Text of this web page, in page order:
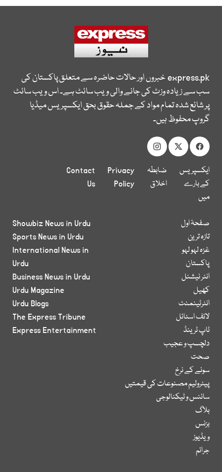
express.pkخبروں اور حالات حاضرہ سے متعلق پاکستان کی
سب سے زیادہ وزٹ کی جانے والی ویب سائٹ ہے۔ اس ویب سائٹ
پر شائع شدہ تمام مواد کے جملہ حقوق بحق ایکسپریس میڈیا
گروپ محفوظ ہیں۔
ایکسپریس
کے بارے
میں
ضابطہ
اخلاق
Privacy
Policy
Contact
Us
صفحۂ اول
تازہ ترین
غزہ لہو لہو
پاکستان
انٹر نیشنل
کھیل
انٹرٹینمنٹ
لائف اسٹائل
ٹاپ ٹرینڈ
دلچسپ و عجیب
صحت
سونے کے نرخ
پیٹرولیم مصنوعات کی قیمتیں
سائنس و ٹیکنالوجی
بلاگ
بزنس
ویڈیوز
جرائم
Showbiz News in Urdu
Sports News in Urdu
International News in
Urdu
Business News in Urdu
Urdu Magazine
Urdu Blogs
The Express Tribune
Express Entertainment